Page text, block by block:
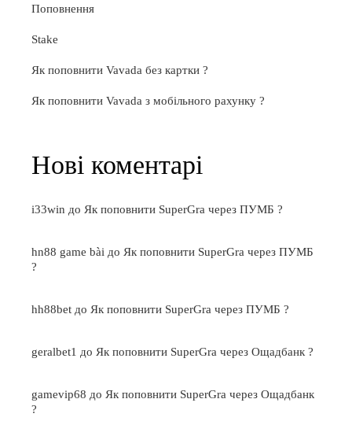
Поповнення
Stake
Як поповнити Vavada без картки ?
Як поповнити Vavada з мобільного рахунку ?
Нові коментарі
i33win до Як поповнити SuperGra через ПУМБ ?
hn88 game bài до Як поповнити SuperGra через ПУМБ
?
hh88bet до Як поповнити SuperGra через ПУМБ ?
geralbet1 до Як поповнити SuperGra через Ощадбанк ?
gamevip68 до Як поповнити SuperGra через Ощадбанк
?